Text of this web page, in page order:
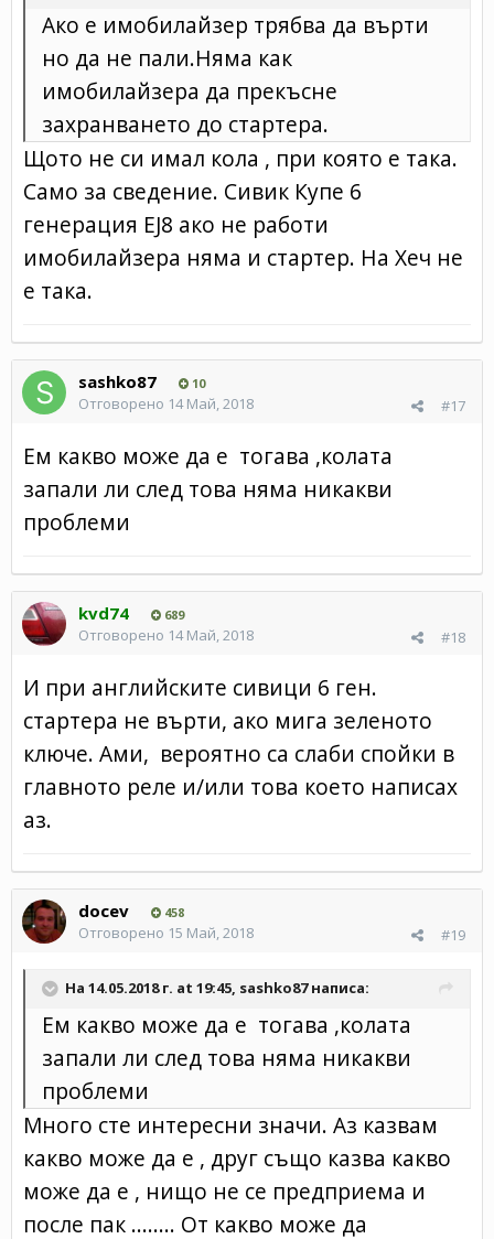
Ако е имобилайзер трябва да върти
но да не пали.Няма как
имобилайзера да прекъсне
захранването до стартера.
Щото не си имал кола , при която е така.
Само за сведение. Сивик Купе 6
генерация EJ8 ако не работи
имобилайзера няма и стартер. На Хеч не
е така.
sashko87 10
#17
Отговорено 14 Май, 2018
Ем какво може да е тогава ,колата
запали ли след това няма никакви
проблеми
kvd74 689
#18
Отговорено 14 Май, 2018
И при английските сивици 6 ген.
стартера не върти, ако мига зеленото
ключе. Ами, вероятно са слаби спойки в
главното реле и/или това което написах
аз.
docev 458
#19
Отговорено 15 Май, 2018
На 14.05.2018 г. at 19:45, sashko87написа:
Ем какво може да е тогава ,колата
запали ли след това няма никакви
проблеми
Много сте интересни значи. Аз казвам
какво може да е , друг също казва какво
може да е , нищо не се предприема и
после пак ........ От какво може да